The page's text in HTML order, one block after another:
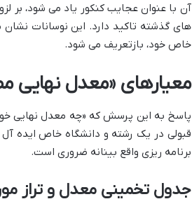
آن با عنوان عجایب کنکور یاد می شود، بر
های گذشته تاکید دارد. این نوسانات
خاص خود، بازتعریف می شود.
معیارهای «معدل نهایی
پاسخ به این پرسش که «چه معدل نهایی
قبولی در یک رشته و دانشگاه خاص ایده
برنامه ریزی واقع بینانه ضروری است.
جدول تخمینی معدل و تراز